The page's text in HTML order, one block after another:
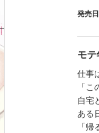
発売日
モテ
仕事
「
自宅
ある
「